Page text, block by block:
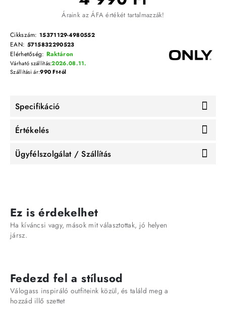
Áraink az ÁFA értékét tartalmazzák!
Cikkszám: 15371129-4980552
EAN: 5715832290523
Elérhetőség: Raktáron
Várható szállítás:2026.08.11.
Szállítási ár:990 Ft-tól
Specifikáció
Értékelés
Ügyfélszolgálat / Szállítás
Ez is érdekelhet
Ha kíváncsi vagy, mások mit választottak, jó helyen
jársz.
Fedezd fel a stílusod
Válogass inspiráló outfiteink közül, és találd meg a
hozzád illő szettet